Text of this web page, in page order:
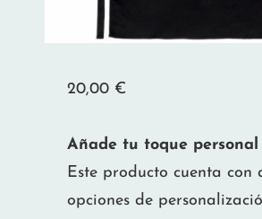
20,00 €
Añade tu toque personal
Este producto cuenta con
opciones de